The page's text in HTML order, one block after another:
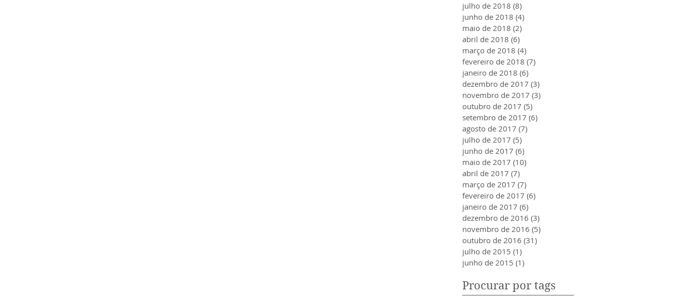
julho de 2018 (8)
junho de 2018 (4)
maio de 2018 (2)
abril de 2018 (6)
março de 2018 (4)
fevereiro de 2018 (7)
janeiro de 2018 (6)
dezembro de 2017 (3)
novembro de 2017 (3)
outubro de 2017 (5)
setembro de 2017 (6)
agosto de 2017 (7)
julho de 2017 (5)
junho de 2017 (6)
maio de 2017 (10)
abril de 2017 (7)
março de 2017 (7)
fevereiro de 2017 (6)
janeiro de 2017 (6)
dezembro de 2016 (3)
novembro de 2016 (5)
outubro de 2016 (31)
julho de 2015 (1)
junho de 2015 (1)
Procurar por tags